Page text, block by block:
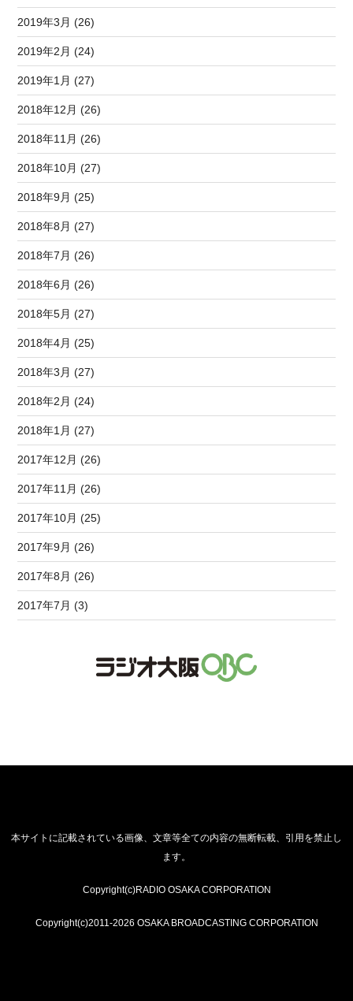
2019年3月 (26)
2019年2月 (24)
2019年1月 (27)
2018年12月 (26)
2018年11月 (26)
2018年10月 (27)
2018年9月 (25)
2018年8月 (27)
2018年7月 (26)
2018年6月 (26)
2018年5月 (27)
2018年4月 (25)
2018年3月 (27)
2018年2月 (24)
2018年1月 (27)
2017年12月 (26)
2017年11月 (26)
2017年10月 (25)
2017年9月 (26)
2017年8月 (26)
2017年7月 (3)
本サイトに記載されている画像、文章等全ての内容の無断転載、引用を禁止し
ます。
Copyright(c)RADIO OSAKA CORPORATION
Copyright(c)2011-2026 OSAKA BROADCASTING CORPORATION